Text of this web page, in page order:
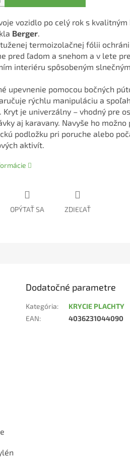
vozidlo po celý rok s kvalitným
Berger.
termoizolačnej fólii
pred ľadom a snehom a v lete
interiéru spôsobeným slnečným
upevnenie pomocou bočných
rýchlu manipuláciu a
Kryt je univerzálny – vhodný pre
aj karavany. Navyše ho možno
podložku pri poruche alebo
aktivít.
OPÝTAŤ SA ZDIEĽAŤ
Dodatočné parametre
Kategória:
KRYCIE PLACHTY
EAN: 4036231044090